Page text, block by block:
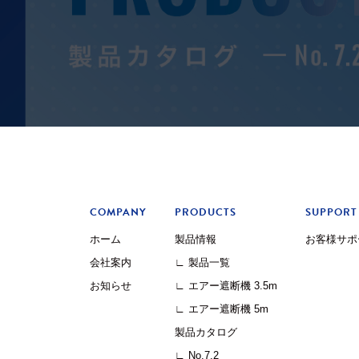
COMPANY
ホーム
会社案内
お知らせ
PRODUCTS
製品情報
∟ 製品一覧
∟ エアー遮断機 3.5m
∟ エアー遮断機 5m
製品カタログ
∟ No.7.2
SUPPORT
お客様サ